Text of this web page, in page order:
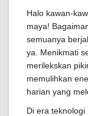
Halo kawan-
maya!
semuanya
ya. Menikmati
merilekskan
memulihkan
harian yang
Di era